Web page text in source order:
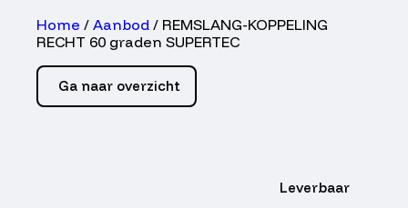
Home / Aanbod / REMSLANG-KOPPELING
RECHT 60 graden SUPERTEC
Ga naar overzicht
Leverbaar